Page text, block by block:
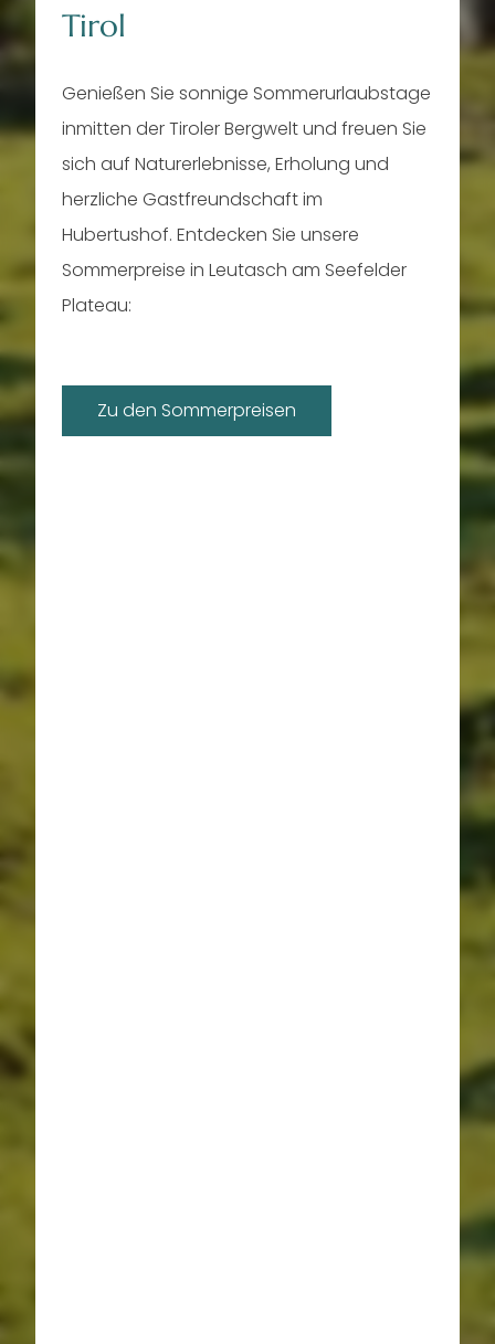
Tirol
Genießen Sie sonnige Sommerurlaubstage
inmitten der Tiroler Bergwelt und freuen Sie
sich auf Naturerlebnisse, Erholung und
herzliche Gastfreundschaft im
Hubertushof. Entdecken Sie unsere
Sommerpreise in Leutasch am Seefelder
Plateau:
Zu den Sommerpreisen